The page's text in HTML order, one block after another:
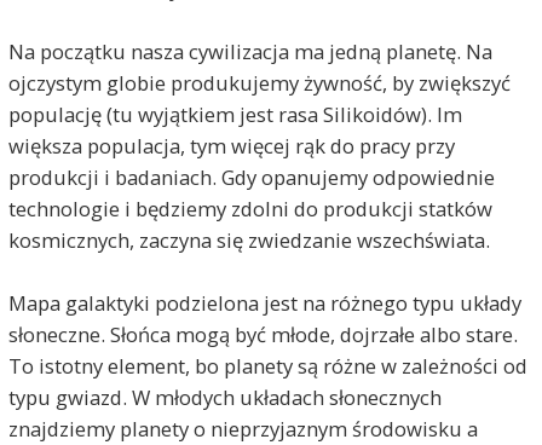
Na początku nasza cywilizacja ma jedną planetę. Na
ojczystym globie produkujemy żywność, by zwiększyć
populację (tu wyjątkiem jest rasa Silikoidów). Im
większa populacja, tym więcej rąk do pracy przy
produkcji i badaniach. Gdy opanujemy odpowiednie
technologie i będziemy zdolni do produkcji statków
kosmicznych, zaczyna się zwiedzanie wszechświata.
Mapa galaktyki podzielona jest na różnego typu układy
słoneczne. Słońca mogą być młode, dojrzałe albo stare.
To istotny element, bo planety są różne w zależności od
typu gwiazd. W młodych układach słonecznych
znajdziemy planety o nieprzyjaznym środowisku a